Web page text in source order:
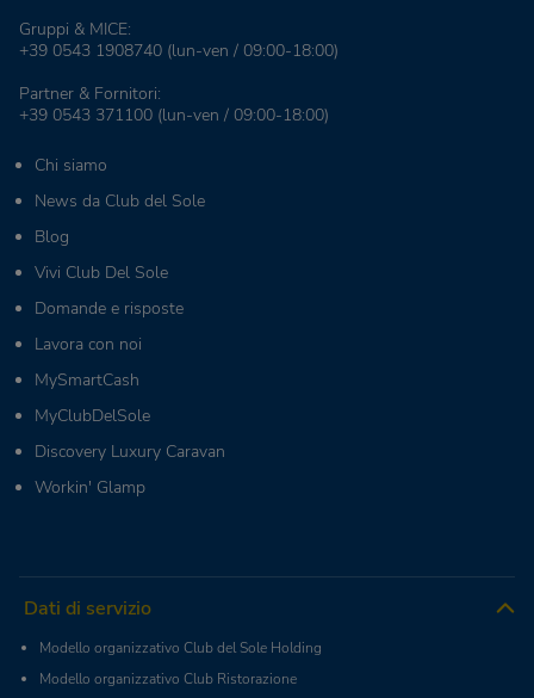
Gruppi & MICE:
+39 0543 1908740 (lun-ven / 09:00-18:00)
Partner & Fornitori:
+39 0543 371100 (lun-ven / 09:00-18:00)
Chi siamo
News da Club del Sole
Blog
Vivi Club Del Sole
Domande e risposte
Lavora con noi
MySmartCash
MyClubDelSole
Discovery Luxury Caravan
Workin' Glamp
Dati di servizio
Modello organizzativo Club del Sole Holding
Modello organizzativo Club Ristorazione